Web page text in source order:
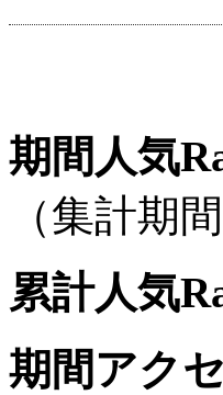
期間人気
（集計期
累計人気
期間アク